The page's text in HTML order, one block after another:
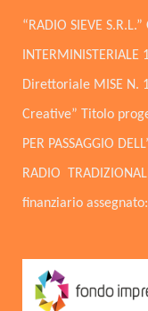
“RADIO SIEVE
Direttoriale MISE N.
Creative” Titolo
PER PASSAGGIO
RADIO
finanziario